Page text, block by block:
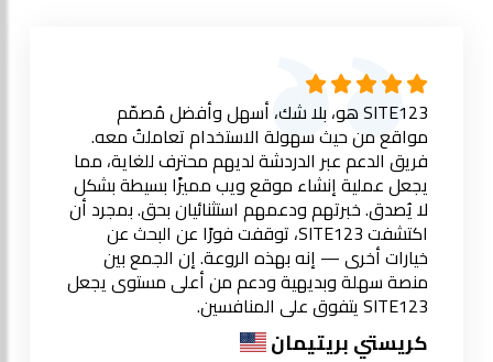
SITE123 هو، بلا شك، أسهل وأفضل مُصمّم
مواقع من حيث سهولة الاستخدام تعاملتُ معه.
فريق الدعم عبر الدردشة لديهم محترف للغاية، مما
يجعل عملية إنشاء موقع ويب مميزًا بسيطة بشكل
لا يُصدق. خبرتهم ودعمهم استثنائيان بحق. بمجرد أن
اكتشفت SITE123، توقفت فورًا عن البحث عن
خيارات أخرى — إنه بهذه الروعة. إن الجمع بين
منصة سهلة وبديهية ودعم من أعلى مستوى يجعل
SITE123 يتفوق على المنافسين.
كريستي بريتيمان